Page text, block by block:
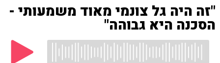
"זה היה גל צונמי מאוד משמעותי -
הסכנה היא גבוהה"